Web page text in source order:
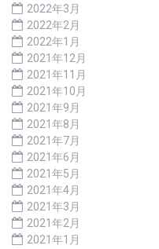
2022年3月
2022年2月
2022年1月
2021年12月
2021年11月
2021年10月
2021年9月
2021年8月
2021年7月
2021年6月
2021年5月
2021年4月
2021年3月
2021年2月
2021年1月